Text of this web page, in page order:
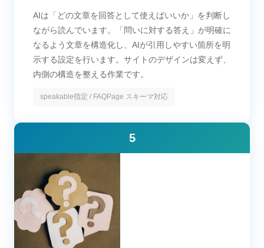
AIは「どの文章を回答として使えばいいか」を判断し
ながら読んでいます。「問いに対する答え」が明確に
なるよう文章を構造化し、AIが引用しやすい箇所を明
示する設定を行います。サイトのデザインは変えず、
内側の構造を整える作業です。
speakable指定 / FAQPage スキーマ対応
5